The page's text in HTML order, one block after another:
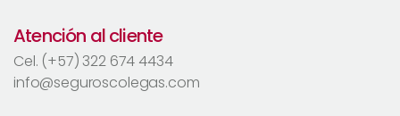
Atención al cliente
Cel. (+57) 322 674 4434
info@seguroscolegas.com